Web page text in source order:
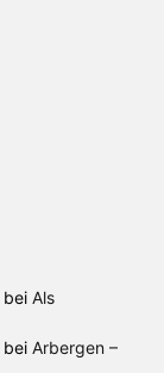
bei Als
bei Arbergen –